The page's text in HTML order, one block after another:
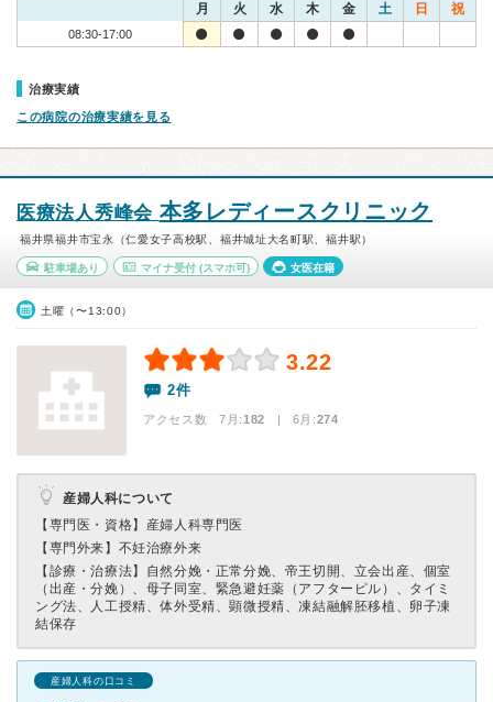
月 火 水 木 金 土 日 祝
08:30-17:00
治療実績
この病院の治療実績を見る
医療法人秀峰会 本多レディースクリニック
福井県福井市宝永（仁愛女子高校駅、福井城址大名町駅、福井駅）
駐車場あり マイナ受付(スマホ可) 女医在籍
土曜（〜13:00）
3.22
2件
アクセス数 7月:182 | 6月:274
産婦人科について
【専門医・資格】 産婦人科専門医
【専門外来】 不妊治療外来
【診療・治療法】 自然分娩・正常分娩、帝王切開、立会出産、個室
（出産・分娩）、母子同室、緊急避妊薬（アフターピル）、タイミ
ング法、人工授精、体外受精、顕微授精、凍結融解胚移植、卵子凍
結保存
産婦人科の口コミ